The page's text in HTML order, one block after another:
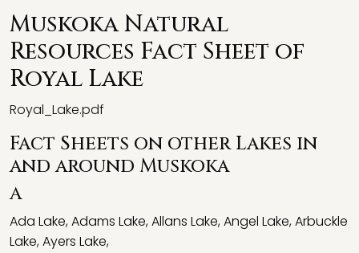
Muskoka Natural
Resources Fact Sheet of
Royal Lake
Royal_Lake.pdf
Fact Sheets on other Lakes in
and around Muskoka
A
Ada Lake,Adams Lake,Allans Lake,Angel Lake,Arbuckle
Lake,Ayers Lake,